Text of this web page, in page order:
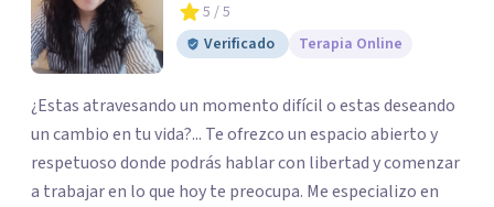
5 / 5
Verificado
Terapia Online
¿Estas atravesando un momento difícil o estas deseando
un cambio en tu vida?... Te ofrezco un espacio abierto y
respetuoso donde podrás hablar con libertad y comenzar
a trabajar en lo que hoy te preocupa. Me especializo en